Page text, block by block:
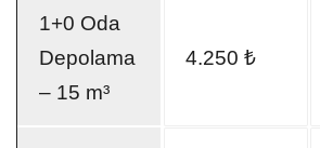
1+0 Oda
Depolama
– 15 m³
4.250 ₺